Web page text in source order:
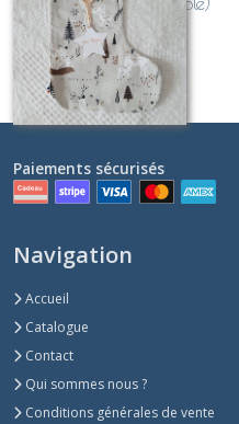
À partir de
Paiements sécurisés
Navigation
Accueil
Catalogue
Contact
Qui sommes nous ?
Conditions générales de vente